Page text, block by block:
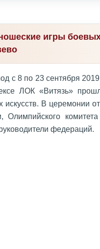
игры боевых
с 8 по 23 сентября
ЛОК «Витязь»
искусств. В церемонии
Олимпийского
федераций.